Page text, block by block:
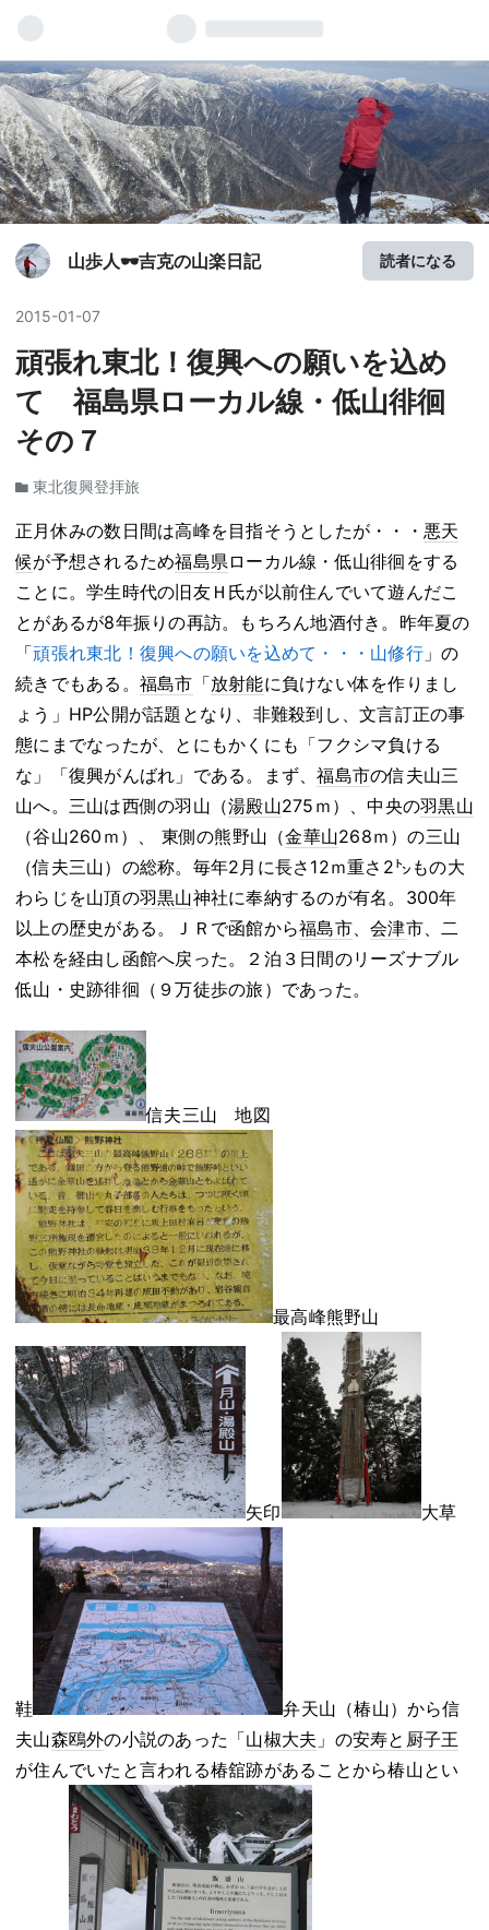
山歩人🕶吉克の山楽日記 読者になる
2015-01-07
頑張れ東北！復興への願いを込め
て 福島県ローカル線・低山徘徊
その７
東北復興登拝旅
正月休みの数日間は高峰を目指そうとしたが・・・ 悪天
候が予想されるため福島県ローカル線・低山徘徊をする
ことに。学生時代の旧友Ｈ氏が以前住んでいて遊んだこ
とがあるが8年振りの再訪。もちろん地酒付き。昨年夏の
「頑張れ東北！復興への願いを込めて・・・山修行」の
続きでもある。 福島市 「放射能に負けない体を作りまし
ょう」 HP公開が話題となり、非難殺到し、文言訂正の事
態にまでなったが、とにもかくにも「フクシマ負ける
な」「復興がんばれ」である。まず、福島市の信夫山三
山へ。三山は西側の羽山（湯殿山275ｍ）、中央の羽黒山
（谷山260ｍ）、
東側の熊野山（金華山268ｍ）の三山
（信夫三山）の総称。毎年2月に長さ12ｍ重さ2㌧もの大
わらじを山頂の羽黒山神社に奉納するのが有名。300年
以上の歴史がある。ＪＲで函館から福島市、 会津市、二
本松を経由し函館へ戻った。２泊３日間のリーズナブル
低山・史跡徘徊（９万徒歩の旅）であった。
信夫三山 地図
最高峰熊野山
矢印 大草
鞋
弁天山（椿山）から信
夫山森鴎外の小説のあった「山椒大夫 」の安寿と厨子王
が住んでいたと言われる椿舘跡があることから椿山とい